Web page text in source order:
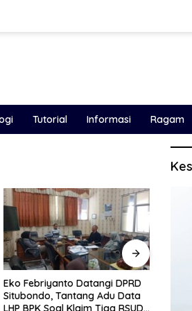
Tutorial Informasi Ragam
LHP BPK 2025 Bongkar
Masalah Fundamental
Keuangan Situbondo, Potensi